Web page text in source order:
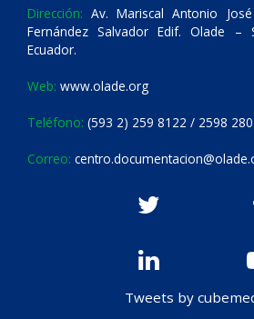
Dirección: Av. Mariscal Antonio
Fernández Salvador Edif. Olade –
Ecuador.
Web: www.olade.org
Teléfono: (593 2) 259 8122 / 2598 280
Correo:
Tweets by